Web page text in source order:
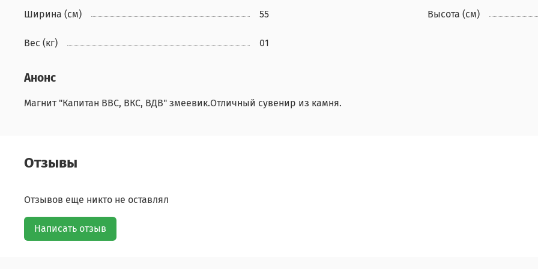
Ширина (см) 55 Высота (см)
Вес (кг) 01
Анонс
Магнит "Капитан ВВС, ВКС, ВДВ" змеевик.Отличный сувенир из камня.
Отзывы
Отзывов еще никто не оставлял
Написать отзыв